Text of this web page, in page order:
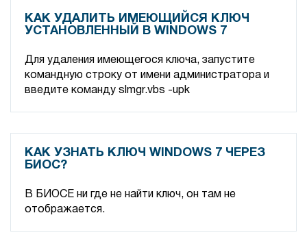
КАК УДАЛИТЬ ИМЕЮЩИЙСЯ КЛЮЧ
УСТАНОВЛЕННЫЙ В WINDOWS 7
Для удаления имеющегося ключа, запустите
командную строку от имени администратора и
введите команду slmgr.vbs -upk
КАК УЗНАТЬ КЛЮЧ WINDOWS 7 ЧЕРЕЗ
БИОС?
В БИОСЕ ни где не найти ключ, он там не
отображается.